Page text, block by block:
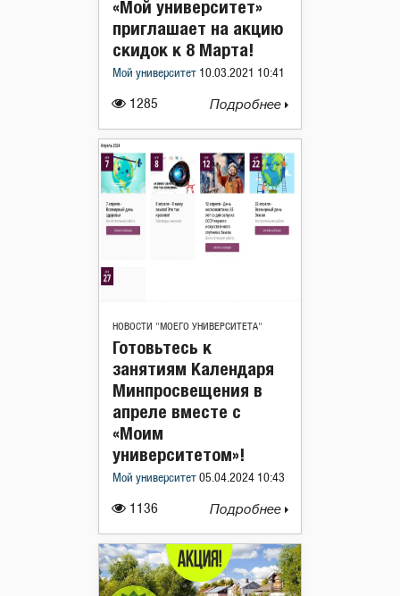
1285
«Мой университет»
приглашает на акцию
скидок к 8 Марта!
Мой университет 10.03.2021 10:41
Подробнее
НОВОСТИ "МОЕГО УНИВЕРСИТЕТА"
1136
Готовьтесь к
занятиям Календаря
Минпросвещения в
апреле вместе с
«Моим
университетом»!
Мой университет 05.04.2024 10:43
Подробнее